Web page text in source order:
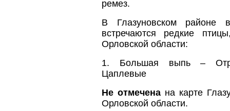
ремез.
В Глазуновском районе
встречаются редкие
Орловской области:
1. Большая выпь –
Цаплевые
Не отмечена на карте
Орловской области.